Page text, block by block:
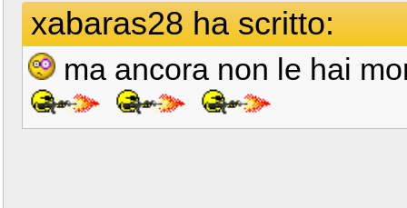
xabaras28 ha scritto:
ma ancora non le hai